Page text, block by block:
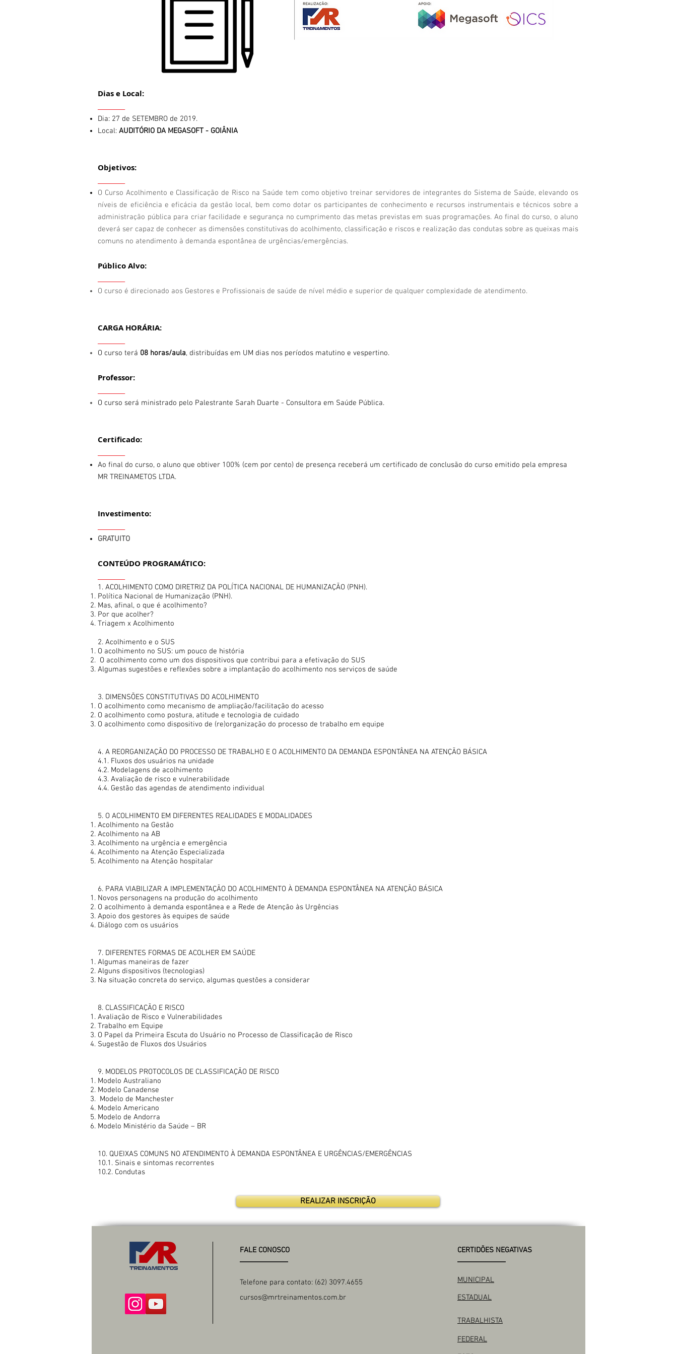
Dias e Local:
Dia: 27 de SETEMBRO de 2019.
Local: AUDITÓRIO DA MEGASOFT - GOIÂNIA
Objetivos:
O Curso Acolhimento e Classificação de Risco na Saúde tem como objetivo treinar servidores de integrantes do Sistema de Saúde, elevando os
níveis de eficiência e eficácia da gestão local, bem como dotar os participantes de conhecimento e recursos instrumentais e técnicos sobre a
administração pública para criar facilidade e segurança no cumprimento das metas previstas em suas programações. Ao final do curso, o aluno
deverá ser capaz de conhecer as dimensões constitutivas do acolhimento, classificação e riscos e realização das condutas sobre as queixas mais
comuns no atendimento à demanda espontânea de urgências/emergências.
Público Alvo:
O curso é direcionado aos Gestores e Profissionais de saúde de nível médio e superior de qualquer complexidade de atendimento.
CARGA HORÁRIA:
O curso terá 08 horas/aula, distribuídas em UM dias nos períodos matutino e vespertino.
Professor:
O curso será ministrado pelo Palestrante Sarah Duarte - Consultora em Saúde Pública.
Certificado:
Ao final do curso, o aluno que obtiver 100% (cem por cento) de presença receberá um certificado de conclusão do curso emitido pela empresa
MR TREINAMETOS LTDA.
Investimento:
GRATUITO
CONTEÚDO PROGRAMÁTICO:
1. ACOLHIMENTO COMO DIRETRIZ DA POLÍTICA NACIONAL DE HUMANIZAÇÃO (PNH).
Política Nacional de Humanização (PNH).
Mas, afinal, o que é acolhimento?
Por que acolher?
Triagem x Acolhimento
2. Acolhimento e o SUS
O acolhimento no SUS: um pouco de história
O acolhimento como um dos dispositivos que contribui para a efetivação do SUS
Algumas sugestões e reflexões sobre a implantação do acolhimento nos serviços de saúde
3. DIMENSÕES CONSTITUTIVAS DO ACOLHIMENTO
O acolhimento como mecanismo de ampliação/facilitação do acesso
O acolhimento como postura, atitude e tecnologia de cuidado
O acolhimento como dispositivo de (re)organização do processo de trabalho em equipe
4. A REORGANIZAÇÃO DO PROCESSO DE TRABALHO E O ACOLHIMENTO DA DEMANDA ESPONTÂNEA NA ATENÇÃO BÁSICA
4.1. Fluxos dos usuários na unidade
4.2. Modelagens de acolhimento
4.3. Avaliação de risco e vulnerabilidade
4.4. Gestão das agendas de atendimento individual
5. O ACOLHIMENTO EM DIFERENTES REALIDADES E MODALIDADES
Acolhimento na Gestão
Acolhimento na AB
Acolhimento na urgência e emergência
Acolhimento na Atenção Especializada
Acolhimento na Atenção hospitalar
6. PARA VIABILIZAR A IMPLEMENTAÇÃO DO ACOLHIMENTO À DEMANDA ESPONTÂNEA NA ATENÇÃO BÁSICA
Novos personagens na produção do acolhimento
O acolhimento à demanda espontânea e a Rede de Atenção às Urgências
Apoio dos gestores às equipes de saúde
Diálogo com os usuários
7. DIFERENTES FORMAS DE ACOLHER EM SAÚDE
Algumas maneiras de fazer
Alguns dispositivos (tecnologias)
Na situação concreta do serviço, algumas questões a considerar
8. CLASSIFICAÇÃO E RISCO
Avaliação de Risco e Vulnerabilidades
Trabalho em Equipe
O Papel da Primeira Escuta do Usuário no Processo de Classificação de Risco
Sugestão de Fluxos dos Usuários
9. MODELOS PROTOCOLOS DE CLASSIFICAÇÃO DE RISCO
Modelo Australiano
Modelo Canadense
Modelo de Manchester
Modelo Americano
Modelo de Andorra
Modelo Ministério da Saúde – BR
10. QUEIXAS COMUNS NO ATENDIMENTO À DEMANDA ESPONTÂNEA E URGÊNCIAS/EMERGÊNCIAS
10.1. Sinais e sintomas recorrentes
10.2. Condutas
REALIZAR INSCRIÇÃO
FALE CONOSCO
Telefone para contato: (62) 3097.4655
cursos@mrtreinamentos.com.br
CERTIDÕES NEGATIVAS
MUNICIPAL
ESTADUAL
TRABALHISTA
FEDERAL